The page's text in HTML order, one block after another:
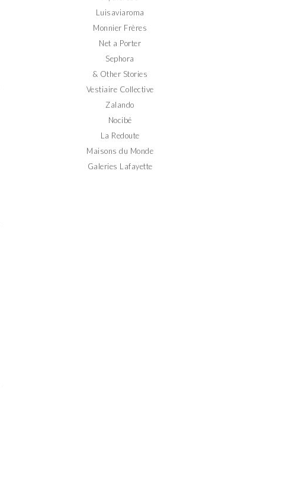
Luisaviaroma
Monnier Frères
Net a Porter
Sephora
& Other Stories
Vestiaire Collective
Zalando
Nocibé
La Redoute
Maisons du Monde
Galeries Lafayette